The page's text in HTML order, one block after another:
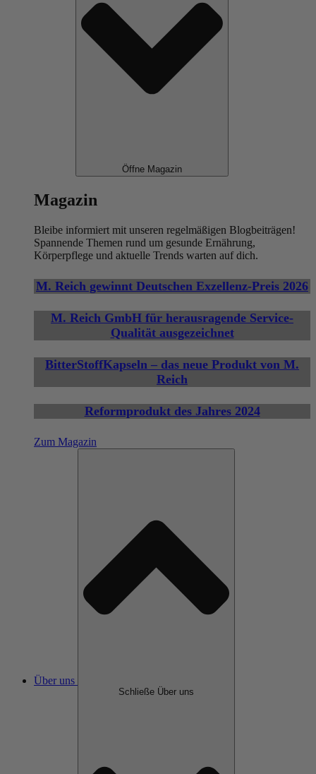
Öffne Magazin
Magazin
Bleibe informiert mit unseren regelmäßigen Blogbeiträgen!
Spannende Themen rund um gesunde Ernährung,
Körperpflege und aktuelle Trends warten auf dich.
M. Reich gewinnt Deutschen Exzellenz-Preis 2026
M. Reich GmbH für herausragende Service-
Qualität ausgezeichnet
BitterStoffKapseln – das neue Produkt von M.
Reich
Reformprodukt des Jahres 2024
Zum Magazin
Über uns
Schließe Über uns